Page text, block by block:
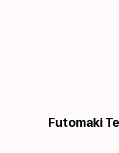
Futomaki